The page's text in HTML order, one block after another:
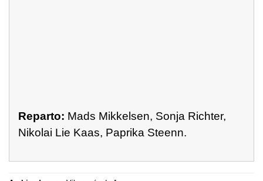
Reparto: Mads Mikkelsen, Sonja Richter,
Nikolai Lie Kaas, Paprika Steenn.